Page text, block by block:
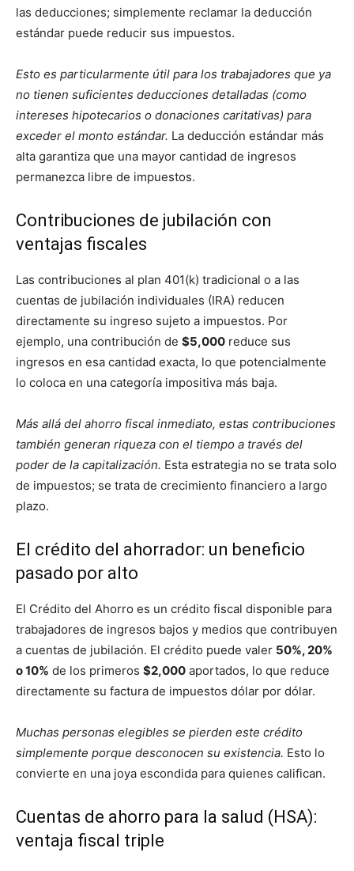
las deducciones; simplemente reclamar la deducción
estándar puede reducir sus impuestos.
Esto es particularmente útil para los trabajadores que ya
no tienen suficientes deducciones detalladas (como
intereses hipotecarios o donaciones caritativas) para
exceder el monto estándar. La deducción estándar más
alta garantiza que una mayor cantidad de ingresos
permanezca libre de impuestos.
Contribuciones de jubilación con
ventajas fiscales
Las contribuciones al plan 401(k) tradicional o a las
cuentas de jubilación individuales (IRA) reducen
directamente su ingreso sujeto a impuestos. Por
ejemplo, una contribución de $5,000 reduce sus
ingresos en esa cantidad exacta, lo que potencialmente
lo coloca en una categoría impositiva más baja.
Más allá del ahorro fiscal inmediato, estas contribuciones
también generan riqueza con el tiempo a través del
poder de la capitalización. Esta estrategia no se trata solo
de impuestos; se trata de crecimiento financiero a largo
plazo.
El crédito del ahorrador: un beneficio
pasado por alto
El Crédito del Ahorro es un crédito fiscal disponible para
trabajadores de ingresos bajos y medios que contribuyen
a cuentas de jubilación. El crédito puede valer 50%, 20%
o 10% de los primeros $2,000 aportados, lo que reduce
directamente su factura de impuestos dólar por dólar.
Muchas personas elegibles se pierden este crédito
simplemente porque desconocen su existencia. Esto lo
convierte en una joya escondida para quienes califican.
Cuentas de ahorro para la salud (HSA):
ventaja fiscal triple